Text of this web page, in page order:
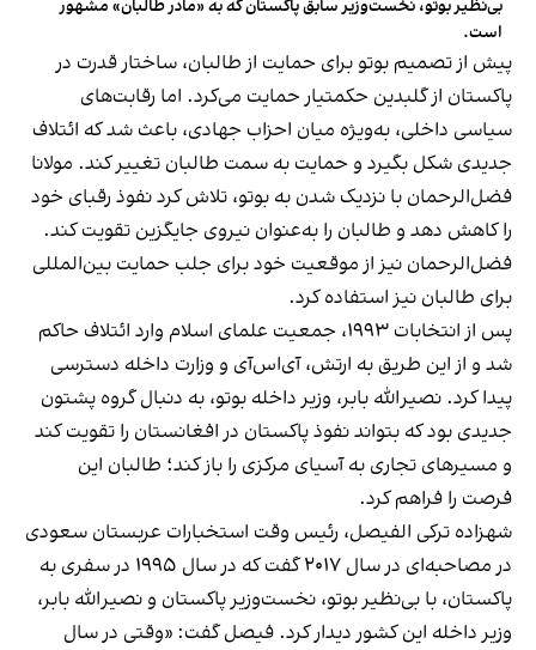
بی‌نظیر بوتو، نخست‌وزیر سابق پاکستان که به «مادر طالبان» مشهور
است.
پیش از تصمیم بوتو برای حمایت از طالبان، ساختار قدرت در
پاکستان از گلبدین حکمتیار حمایت می‌کرد. اما رقابت‌های
سیاسی داخلی، به‌ویژه میان احزاب جهادی، باعث شد که ائتلاف
جدیدی شکل بگیرد و حمایت به سمت طالبان تغییر کند. مولانا
فضل‌الرحمان با نزدیک شدن به بوتو، تلاش کرد نفوذ رقبای خود
را کاهش دهد و طالبان را به‌عنوان نیروی جایگزین تقویت کند.
فضل‌الرحمان نیز از موقعیت خود برای جلب حمایت بین‌المللی
برای طالبان نیز استفاده کرد.
پس از انتخابات ۱۹۹۳، جمعیت علمای اسلام وارد ائتلاف حاکم
شد و از این طریق به ارتش، آی‌اس‌آی و وزارت داخله دسترسی
پیدا کرد. نصیرالله بابر، وزیر داخله بوتو، به دنبال گروه پشتون
جدیدی بود که بتواند نفوذ پاکستان در افغانستان را تقویت کند
و مسیرهای تجاری به آسیای مرکزی را باز کند؛ طالبان این
فرصت را فراهم کرد.
شهزاده ترکی الفیصل، رئیس وقت استخبارات عربستان سعودی
در مصاحبه‌ای در سال ۲۰۱۷ گفت که در سال ۱۹۹۵ در سفری به
پاکستان، با بی‌نظیر بوتو، نخست‌وزیر پاکستان و نصیرالله بابر،
وزیر داخله این کشور دیدار کرد. فیصل گفت: «وقتی در سال